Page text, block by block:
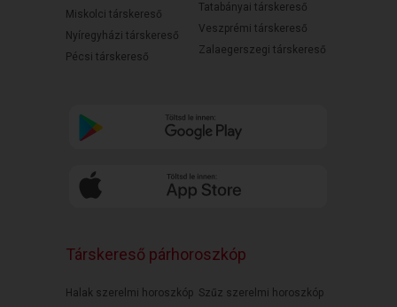
Miskolci társkereső
Nyíregyházi társkereső
Pécsi társkereső
Tatabányai társkereső
Veszprémi társkereső
Zalaegerszegi társkereső
Társkereső párhoroszkóp
Halak szerelmi horoszkóp Szűz szerelmi horoszkóp